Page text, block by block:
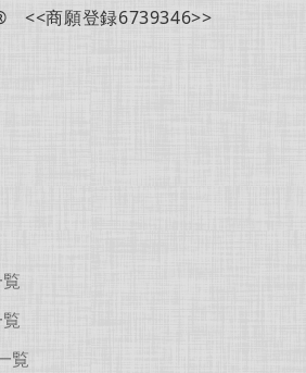
® <<商願登録6739346>>
覧